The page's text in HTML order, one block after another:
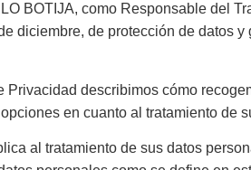
BOTIJA, como Responsable del
diciembre, de protección de datos
Privacidad describimos cómo
en cuanto al tratamiento de
al tratamiento de sus datos